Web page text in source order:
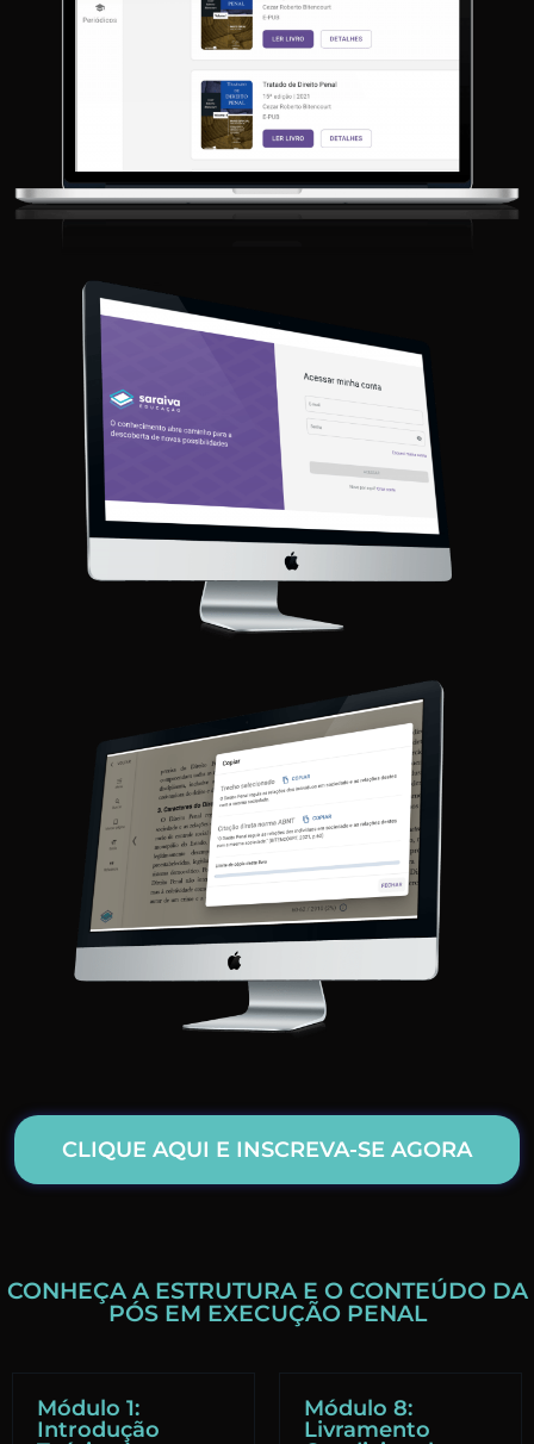
CLIQUE AQUI E INSCREVA-SE AGORA
CONHEÇA A ESTRUTURA E O CONTEÚDO DA
PÓS EM EXECUÇÃO PENAL
Módulo 1:
Introdução
Módulo 8:
Livramento